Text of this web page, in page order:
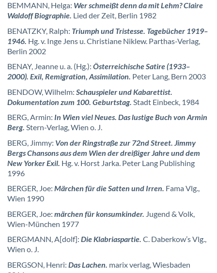
BEMMANN, Helga: Wer schmeißt denn da mit Lehm? Claire
Waldoff Biographie. Lied der Zeit, Berlin 1982
BENATZKY, Ralph: Triumph und Tristesse. Tagebücher 1919–
1946. Hg. v. Inge Jens u. Christiane Niklew. Parthas-Verlag,
Berlin 2002
BENAY, Jeanne u. a. (Hg.): Österreichische Satire (1933–
2000). Exil, Remigration, Assimilation. Peter Lang, Bern 2003
BENDOW, Wilhelm: Schauspieler und Kabarettist.
Dokumentation zum 100. Geburtstag. Stadt Einbeck, 1984
BERG, Armin: In Wien viel Neues. Das lustige Buch von Armin
Berg. Stern-Verlag, Wien o. J.
BERG, Jimmy: Von der Ringstraße zur 72nd Street. Jimmy
Bergs Chansons aus dem Wien der dreißiger Jahre und dem
New Yorker Exil. Hg. v. Horst Jarka. Peter Lang Publishing
1996
BERGER, Joe: Märchen für die Satten und Irren. Fama Vlg.,
Wien 1990
BERGER, Joe: märchen für konsumkinder. Jugend & Volk,
Wien-München 1977
BERGMANN, A[dolf]: Die Klabriaspartie. C. Daberkow’s Vlg.,
Wien o. J.
BERGSON, Henri: Das Lachen. marix verlag, Wiesbaden